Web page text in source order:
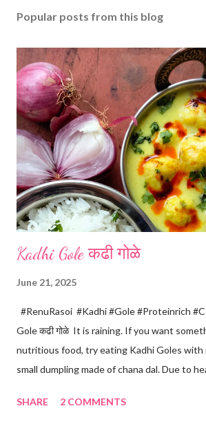
Popular posts from this blog
Kadhi Gole कढी गोळे
June 21, 2025
#RenuRasoi #Kadhi #Gole #Proteinrich
Gole कढी गोळे It is raining. If you want
nutritious food, try eating Kadhi Goles with
small dumpling made of chana dal. Due to
Kadhi Gole by using the ingredients that
SHARE 2 COMMENTS